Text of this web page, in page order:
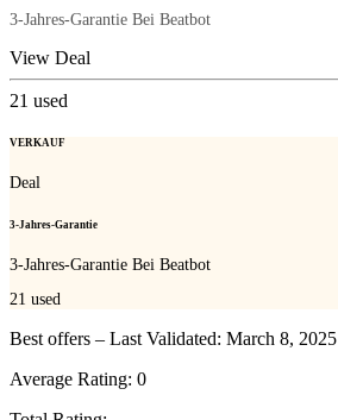
3-Jahres-Garantie Bei Beatbot
View Deal
21 used
VERKAUF
Deal
3-Jahres-Garantie
3-Jahres-Garantie Bei Beatbot
21 used
Best offers – Last Validated: March 8, 2025
Average Rating: 0